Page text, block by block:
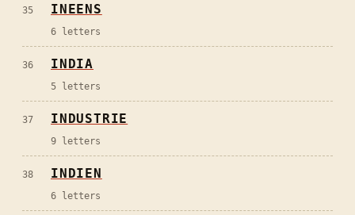
35 INEENS
6 letters
36 INDIA
5 letters
37 INDUSTRIE
9 letters
38 INDIEN
6 letters